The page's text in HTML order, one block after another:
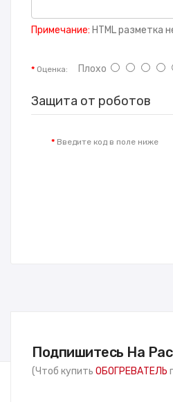
Примечание: HTML разметка
Оценка: Плохо
Защита от роботов
Введите код в поле ниже
Подпишитесь На
(Чтоб купить ОБОГРЕВАТЕЛЬ